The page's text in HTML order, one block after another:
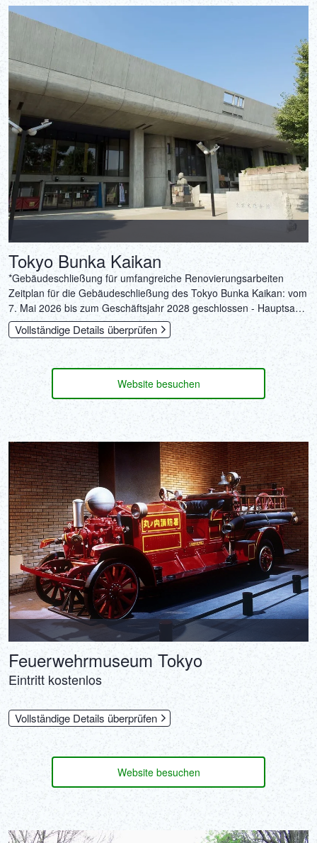
Tokyo Bunka Kaikan
‎*Gebäudeschließung für umfangreiche Renovierungsarbeiten
Zeitplan für die Gebäudeschließung des Tokyo Bunka Kaikan: vom
7. Mai 2026 bis zum Geschäftsjahr 2028 geschlossen - Hauptsaal,
Tagungs- und Konferenzräume sowie andere Einrichtungen: ab 7.
Mai 2026 geschlossen - Konzertsaal: ab 14. Mai 2026 geschlossen
*Die Musikbibliothek wird ab 1. April 2026 geschlossen sein
Vollständige Details überprüfen
Website besuchen
Feuerwehrmuseum Tokyo
Eintritt kostenlos
Vollständige Details überprüfen
Website besuchen